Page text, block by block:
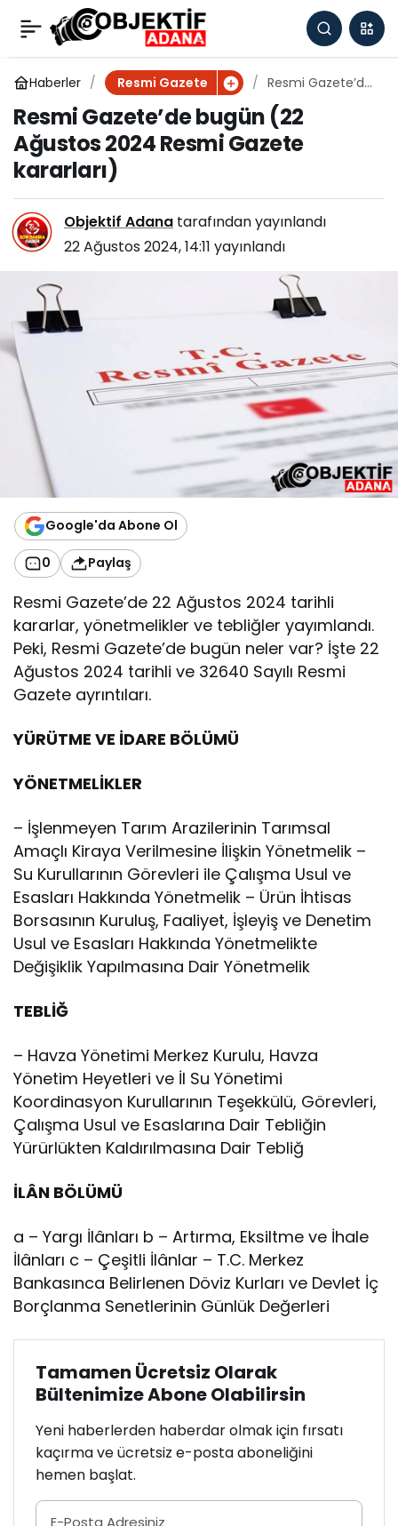
Haberler Resmi Gazete
Resmi Gazete’de
bugün (22
Ağustos 2024
Resmi Gazete
kararları)
Resmi Gazete’de bugün (22
Ağustos 2024 Resmi Gazete
kararları)
Objektif Adana tarafından yayınlandı
22 Ağustos 2024, 14:11 yayınlandı
Google'da Abone Ol
0 Paylaş
Resmi Gazete’de 22 Ağustos 2024 tarihli
kararlar, yönetmelikler ve tebliğler yayımlandı.
Peki, Resmi Gazete’de bugün neler var? İşte 22
Ağustos 2024 tarihli ve 32640 Sayılı Resmi
Gazete ayrıntıları.
YÜRÜTME VE İDARE BÖLÜMÜ
YÖNETMELİKLER
– İşlenmeyen Tarım Arazilerinin Tarımsal
Amaçlı Kiraya Verilmesine İlişkin Yönetmelik –
Su Kurullarının Görevleri ile Çalışma Usul ve
Esasları Hakkında Yönetmelik – Ürün İhtisas
Borsasının Kuruluş, Faaliyet, İşleyiş ve Denetim
Usul ve Esasları Hakkında Yönetmelikte
Değişiklik Yapılmasına Dair Yönetmelik
TEBLİĞ
– Havza Yönetimi Merkez Kurulu, Havza
Yönetim Heyetleri ve İl Su Yönetimi
Koordinasyon Kurullarının Teşekkülü, Görevleri,
Çalışma Usul ve Esaslarına Dair Tebliğin
Yürürlükten Kaldırılmasına Dair Tebliğ
İLÂN BÖLÜMÜ
a – Yargı İlânları b – Artırma, Eksiltme ve İhale
İlânları c – Çeşitli İlânlar – T.C. Merkez
Bankasınca Belirlenen Döviz Kurları ve Devlet İç
Borçlanma Senetlerinin Günlük Değerleri
Tamamen Ücretsiz Olarak
Bültenimize Abone Olabilirsin
Yeni haberlerden haberdar olmak için fırsatı
kaçırma ve ücretsiz e-posta aboneliğini
hemen başlat.
Resmi Gazete’de bugün
(21 Ağustos 2024
Resmi Gazete
kararları)
0 Paylaş